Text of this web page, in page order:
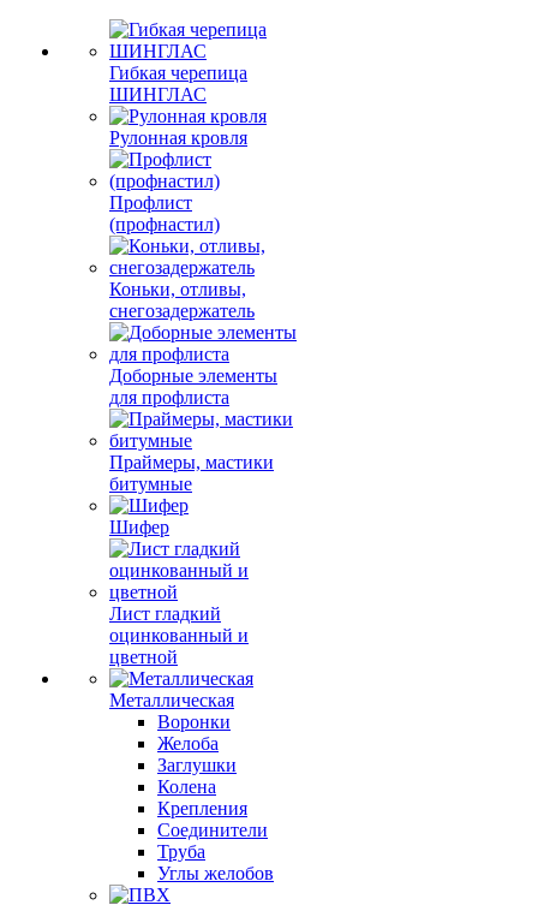
Гибкая черепица
ШИНГЛАС
Рулонная кровля
Профлист
(профнастил)
Коньки, отливы,
снегозадержатель
Доборные элементы
для профлиста
Праймеры, мастики
битумные
Шифер
Лист гладкий
оцинкованный и
цветной
Металлическая
Воронки
Желоба
Заглушки
Колена
Крепления
Соединители
Труба
Углы желобов